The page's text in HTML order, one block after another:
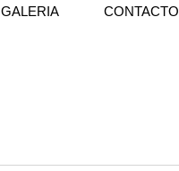
GALERIA CONTACTO